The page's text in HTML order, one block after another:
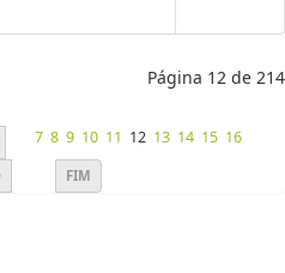
Página 12 de 214
7 8 9 10 11 12 13 14 15 16
FIM